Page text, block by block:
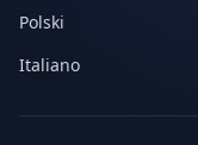
Polski
Italiano